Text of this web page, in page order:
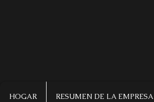
HOGAR RESUMEN DE LA EMPRESA